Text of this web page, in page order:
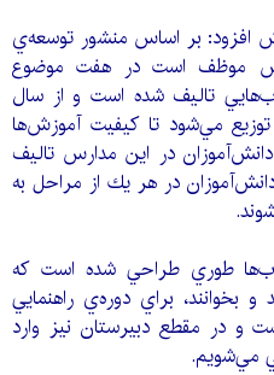
افزود: بر اساس منشور توسعه‌ي
موظف است در هفت موضوع
تاليف شده است و از سال
مي‌شود تا كيفيت آموزش‌ها
در اين مدارس تاليف
در هر يك از مراحل به
طوري طراحي شده است كه
و بخوانند، براي دوره‌ي راهنمايي
در مقطع دبيرستان نيز وارد
مي‌شويم.